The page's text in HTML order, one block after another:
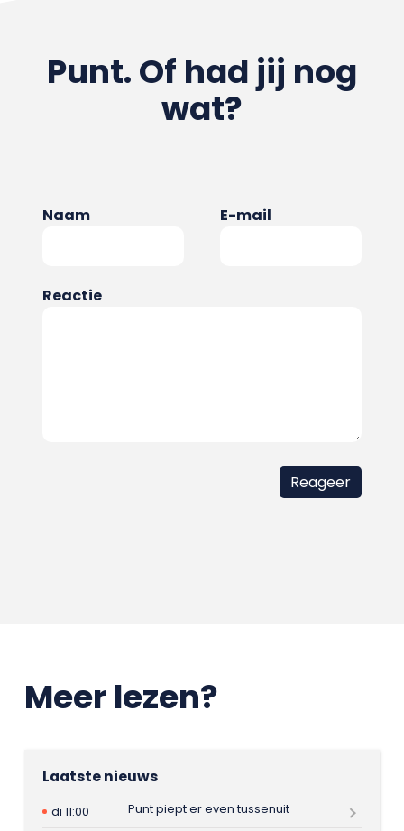
Punt. Of had jij nog
wat?
Naam E-mail
Reactie
Meer lezen?
Laatste nieuws
di 11:00
Punt piept er even tussenuit